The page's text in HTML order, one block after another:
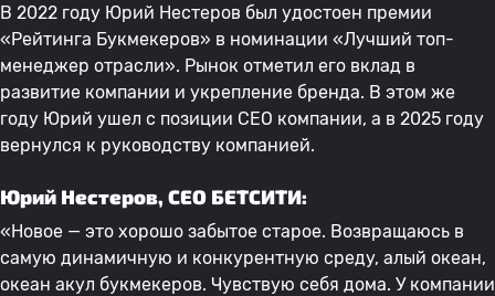
В 2022 году Юрий Нестеров был удостоен премии
«Рейтинга Букмекеров» в номинации «Лучший топ-
менеджер отрасли». Рынок отметил его вклад в
развитие компании и укрепление бренда. В этом же
году Юрий ушел с позиции СЕО компании, а в 2025 году
вернулся к руководству компанией.
Юрий Нестеров, CEO БЕТСИТИ:
«Новое — это хорошо забытое старое. Возвращаюсь в
самую динамичную и конкурентную среду, алый океан,
океан акул букмекеров. Чувствую себя дома. У компании